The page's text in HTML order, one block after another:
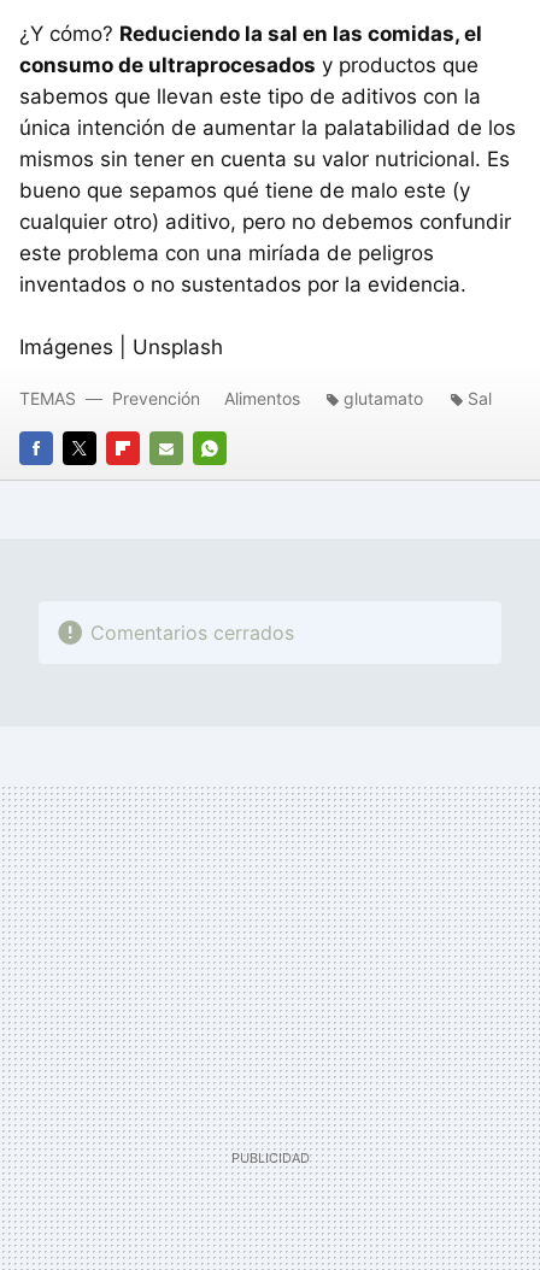
¿Y cómo? Reduciendo la sal en las comidas, el
consumo de ultraprocesados y productos que
sabemos que llevan este tipo de aditivos con la
única intención de aumentar la palatabilidad de los
mismos sin tener en cuenta su valor nutricional. Es
bueno que sepamos qué tiene de malo este (y
cualquier otro) aditivo, pero no debemos confundir
este problema con una miríada de peligros
inventados o no sustentados por la evidencia.
Imágenes | Unsplash
FACEBOOK
TWITTERFLIPBOARD
E-
WHATSAPP
TEMAS Prevención Alimentos glutamato Sal
Comentarios cerrados